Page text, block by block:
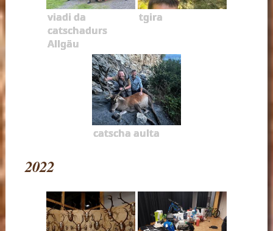
viadi da
catschadurs
Allgäu
tgira
catscha aulta
2022